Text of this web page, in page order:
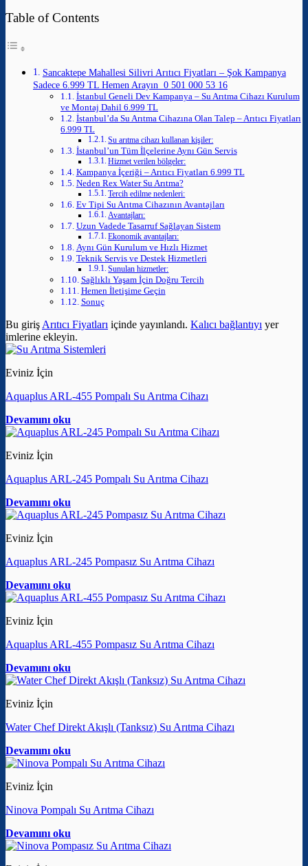
Table of Contents
Sancaktepe Mahallesi Silivri Arıtıcı Fiyatları – Şok Kampanya
Sadece 6.999 TL Hemen Arayın 0 501 000 53 16
İstanbul Geneli Dev Kampanya – Su Arıtma Cihazı Kurulum
ve Montaj Dahil 6.999 TL
İstanbul’da Su Arıtma Cihazına Olan Talep – Arıtıcı Fiyatları
6.999 TL
Su arıtma cihazı kullanan kişiler:
İstanbul’un Tüm İlçelerine Aynı Gün Servis
Hizmet verilen bölgeler:
Kampanya İçeriği – Arıtıcı Fiyatları 6.999 TL
Neden Rex Water Su Arıtma?
Tercih edilme nedenleri:
Ev Tipi Su Arıtma Cihazının Avantajları
Avantajları:
Uzun Vadede Tasarruf Sağlayan Sistem
Ekonomik avantajları:
Aynı Gün Kurulum ve Hızlı Hizmet
Teknik Servis ve Destek Hizmetleri
Sunulan hizmetler:
Sağlıklı Yaşam İçin Doğru Tercih
Hemen İletişime Geçin
Sonuç
Bu girişArıtıcı Fiyatları içinde yayınlandı. Kalıcı bağlantıyı yer
imlerine ekleyin.
Eviniz İçin
Aquaplus ARL-455 Pompalı Su Arıtma Cihazı
Devamını oku
Eviniz İçin
Aquaplus ARL-245 Pompalı Su Arıtma Cihazı
Devamını oku
Eviniz İçin
Aquaplus ARL-245 Pompasız Su Arıtma Cihazı
Devamını oku
Eviniz İçin
Aquaplus ARL-455 Pompasız Su Arıtma Cihazı
Devamını oku
Eviniz İçin
Water Chef Direkt Akışlı (Tanksız) Su Arıtma Cihazı
Devamını oku
Eviniz İçin
Ninova Pompalı Su Arıtma Cihazı
Devamını oku